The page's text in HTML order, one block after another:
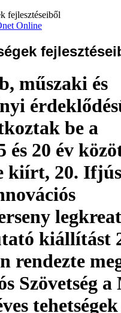
fejlesztéseiből
Online
műszaki és
be a
és 20 év
kiírt, 20.
kiállítást
rendezte
Szövetség